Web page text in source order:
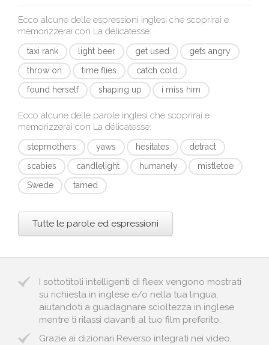
Ecco alcune delle espressioni inglesi che scoprirai e
memorizzerai con La délicatesse:
taxi rank light beer get used
gets angry
throw on
time flies
catch cold
found herself
shaping up i miss him
Ecco alcune delle parole inglesi che scoprirai e
memorizzerai con La délicatesse:
stepmothers yaws hesitates
detract
scabies
candlelight humanely
mistletoe
Swede
tamed
Tutte le parole ed espressioni
I sottotitoli intelligenti di fleex vengono mostrati
su richiesta in inglese e/o nella tua lingua,
aiutandoti a guadagnare scioltezza in inglese
mentre ti rilassi davanti al tuo film preferito.
Grazie ai dizionari Reverso integrati nei video,